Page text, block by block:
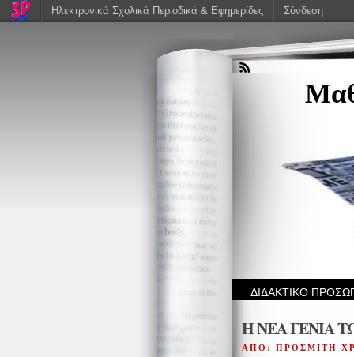
ΔΙΔΑΚΤΙΚΟ
Η ΝΕΑ ΓΕΝΙΑ
ΑΠΟ: ΠΡΟΣΜΙΤΗ
Ηλεκτρονικά Σχολικά Περιοδικά & Εφημερίδες Σύνδεση